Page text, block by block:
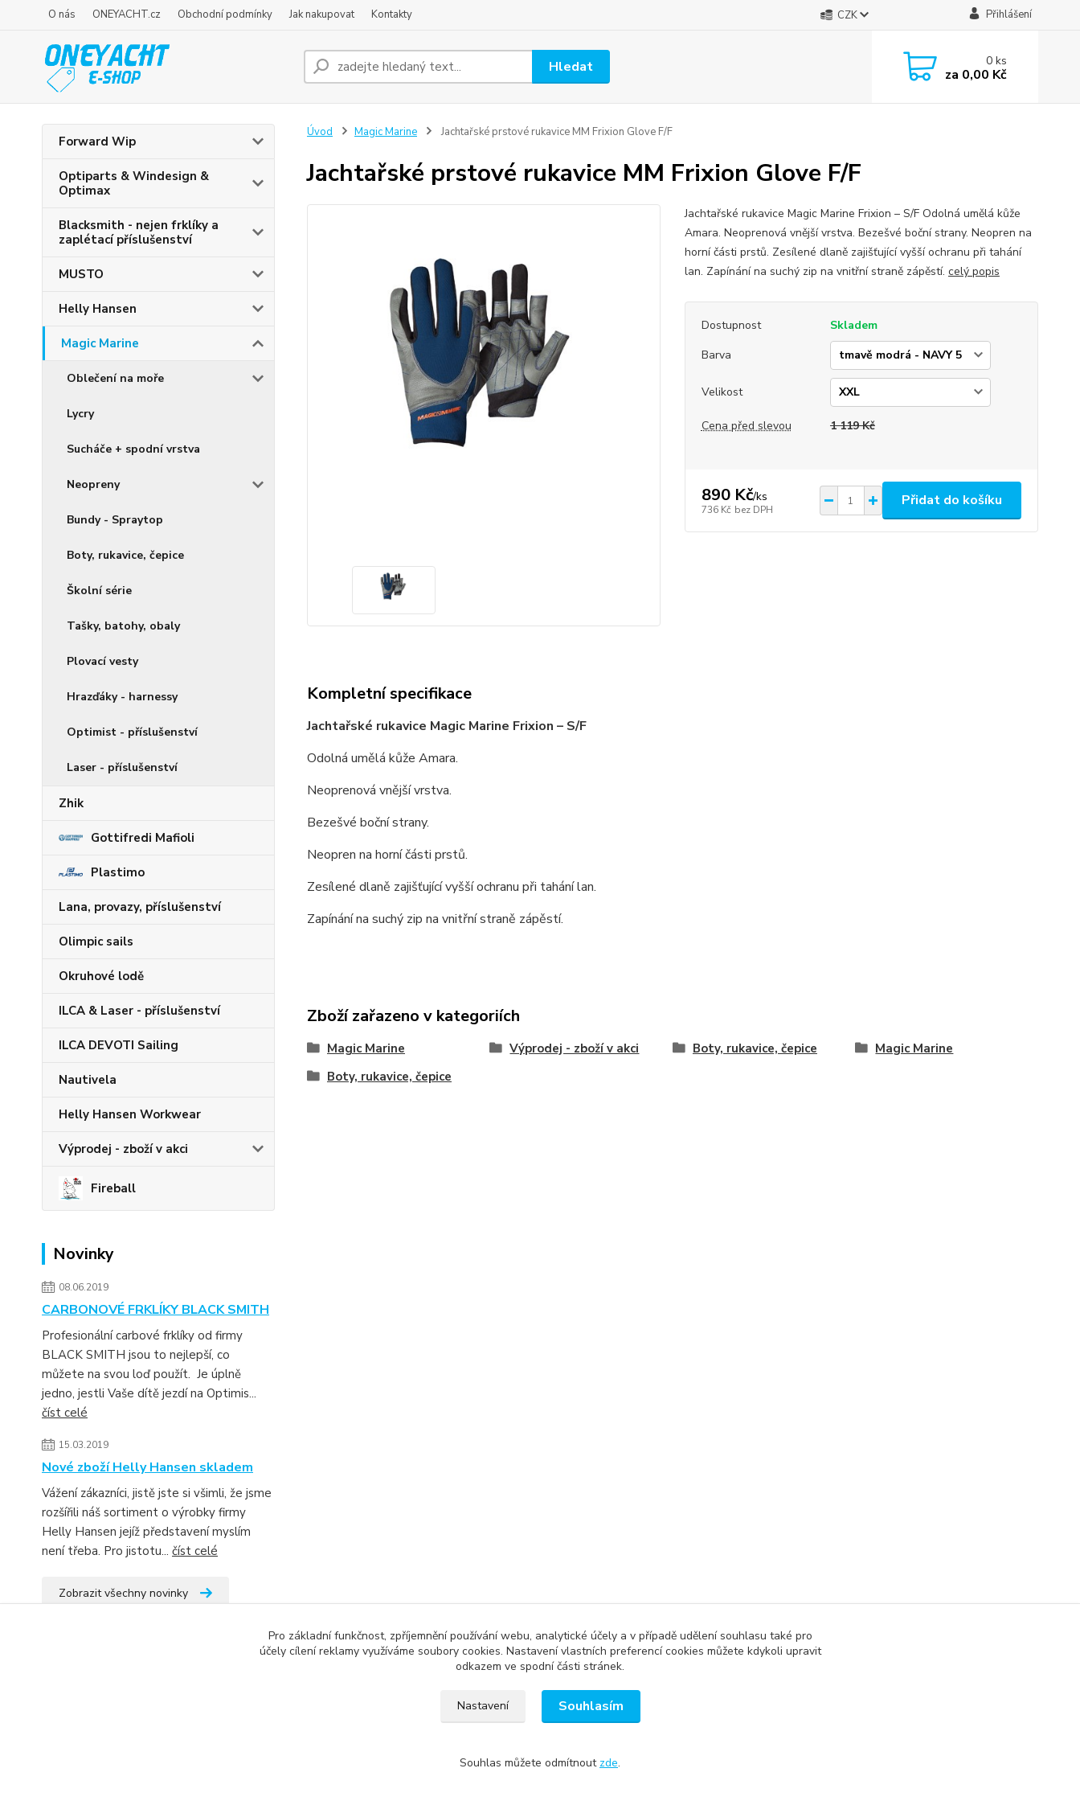
O nás ONEYACHT.cz Obchodní podmínky Jak nakupovat Kontakty CZK Přihlášení
Hledat 0ks
za 0,00 Kč
Forward Wip
Optiparts & Windesign &
Optimax
Blacksmith - nejen frklíky a
zaplétací příslušenství
MUSTO
Helly Hansen
Magic Marine
Oblečení na moře
Lycry
Sucháče + spodní vrstva
Neopreny
Bundy - Spraytop
Boty, rukavice, čepice
Školní série
Tašky, batohy, obaly
Plovací vesty
Hrazďáky - harnessy
Optimist - příslušenství
Laser - příslušenství
Zhik
Gottifredi Mafioli
Plastimo
Lana, provazy, příslušenství
Olimpic sails
Okruhové lodě
ILCA & Laser - příslušenství
ILCA DEVOTI Sailing
Nautivela
Helly Hansen Workwear
Výprodej - zboží v akci
Fireball
Novinky
08.06.2019
CARBONOVÉ FRKLÍKY BLACK SMITH
Profesionální carbové frklíky od firmy
BLACK SMITH jsou to nejlepší, co
můžete na svou loď použít. Je úplně
jedno, jestli Vaše dítě jezdí na Optimis...
číst celé
15.03.2019
Nové zboží Helly Hansen skladem
Vážení zákazníci, jistě jste si všimli, že jsme
rozšířili náš sortiment o výrobky firmy
Helly Hansen jejíž představení myslím
není třeba. Pro jistotu... číst celé
Zobrazit všechny novinky
Úvod Magic Marine Jachtařské prstové rukavice MM Frixion Glove F/F
Jachtařské prstové rukavice MM Frixion Glove F/F
Jachtařské rukavice Magic Marine Frixion – S/F Odolná umělá kůže
Amara. Neoprenová vnější vrstva. Bezešvé boční strany. Neopren na
horní části prstů. Zesílené dlaně zajišťující vyšší ochranu při tahání
lan. Zapínání na suchý zip na vnitřní straně zápěstí. celý popis
Dostupnost
Skladem
Barva
Velikost
Cena před slevou 1 119 Kč
890 Kč/ks
736 Kč bez DPH
Přidat do košíku
Kompletní specifikace
Jachtařské rukavice Magic Marine Frixion – S/F
Odolná umělá kůže Amara.
Neoprenová vnější vrstva.
Bezešvé boční strany.
Neopren na horní části prstů.
Zesílené dlaně zajišťující vyšší ochranu při tahání lan.
Zapínání na suchý zip na vnitřní straně zápěstí.
Zboží zařazeno v kategoriích
Magic Marine Výprodej - zboží v akci Boty, rukavice, čepice
Magic Marine
Boty, rukavice, čepice
Pro základní funkčnost, zpříjemnění používání webu, analytické účely a v případě udělení souhlasu také pro
účely cílení reklamy využíváme soubory cookies. Nastavení vlastních preferencí cookies můžete kdykoli upravit
odkazem ve spodní části stránek.
Nastavení Souhlasím
Souhlas můžete odmítnout zde.